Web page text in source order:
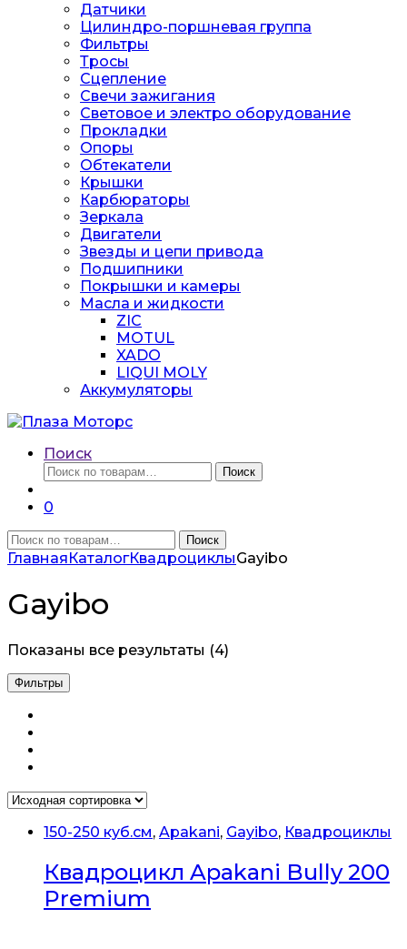
Датчики
Цилиндро-поршневая группа
Фильтры
Тросы
Сцепление
Свечи зажигания
Световое и электро оборудование
Прокладки
Опоры
Обтекатели
Крышки
Карбюраторы
Зеркала
Двигатели
Звезды и цепи привода
Подшипники
Покрышки и камеры
Масла и жидкости
ZIC
MOTUL
XADO
LIQUI MOLY
Аккумуляторы
Поиск
Искать:
Поиск
0
Искать:
Поиск
ГлавнаяКаталогКвадроциклыGayibo
Gayibo
Показаны все результаты (4)
Фильтры
150-250 куб.см, Apakani, Gayibo, Квадроциклы
Квадроцикл Apakani Bully 200
Premium